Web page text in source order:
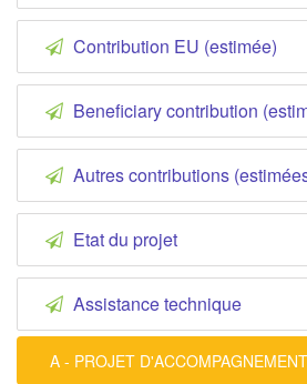
Contribution EU (estimée)
Beneficiary contribution
Autres contributions
Etat du projet
Assistance technique
A - PROJET D'ACCOMPAGNEMENT